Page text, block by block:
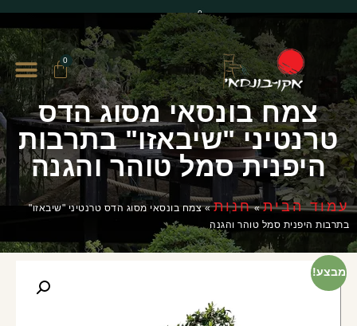
0
0
צמח בונסאי מסוג הדס
טרנטיני "שיבאזו" בתרבות
היפנית סמל טוהר והגנה
עמוד הבית»חנות»צמח בונסאי מסוג הדס טרנטיני "שיבאזו"
בתרבות היפנית סמל טוהר והגנה
מבצע!